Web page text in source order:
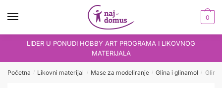
0
LIDER U PONUDI HOBBY ART PROGRAMA I LIKOVNOG
MATERIJALA
Početna / Likovni materijal / Mase za modeliranje / Glina i glinamol /